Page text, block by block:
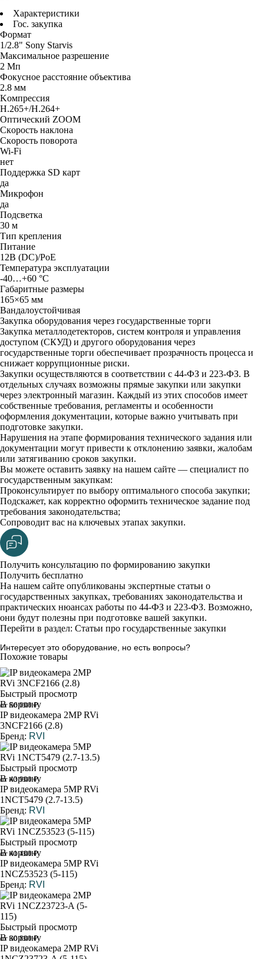
Характеристики
Гос. закупка
Фopмaт
1/2.8" Sony Starvis
Maкcимaльнoe paзpeшeниe
2 Mп
Фoкycнoe paccтoяниe oбъeктивa
2.8 мм
Koмпpeccия
H.265+/H.264+
Oптичecкий ZOOM
Cкopocть нaклoнa
Cкopocть пoвopoтa
Wi-Fi
нeт
Пoддepжкa SD кapт
да
Микрофон
да
Пoдcвeткa
30 м
Tип кpeплeния
Питaниe
12B (DC)/PoE
Teмпepaтypa экcплyaтaции
-40…+60 °C
Гaбapитныe paзмepы
165×65 мм
Baндaлoycтoйчивaя
Закупка оборудования через государственные торги
Закупка металлодетекторов, систем контроля и управления
доступом (СКУД) и другого оборудования через
государственные торги обеспечивает прозрачность процесса и
снижает коррупционные риски.
Закупки осуществляются в соответствии с 44-ФЗ и 223-ФЗ. В
отдельных случаях возможны прямые закупки или закупки
через электронный магазин. Каждый из этих способов имеет
собственные требования, регламенты и особенности
оформления документации, которые важно учитывать при
подготовке закупки.
Нарушения на этапе формирования технического задания или
документации могут привести к отклонению заявки, жалобам
или затягиванию сроков закупки.
Вы можете оставить заявку на нашем сайте — специалист по
государственным закупкам:
Проконсультирует по выбору оптимального способа закупки;
Подскажет, как корректно оформить техническое задание под
требования законодательства;
Сопроводит вас на ключевых этапах закупки.
Получить консультацию по формированию закупки
Получить бесплатно
На нашем сайте опубликованы экспертные статьи о
государственных закупках, требованиях законодательства и
практических нюансах работы по 44-ФЗ и 223-ФЗ. Возможно,
они будут полезны при подготовке вашей закупки.
Перейти в раздел: Статьи про государственные закупки
Интересует это оборудование, но есть вопросы?
Похожие товары
Быстрый просмотр
В корзину
от 56 000 ₽
IP видеокамера 2MP RVi
3NCF2166 (2.8)
Бренд: RVI
Быстрый просмотр
В корзину
от 43 900 ₽
IP видеокамера 5MP RVi
1NCT5479 (2.7-13.5)
Бренд: RVI
Быстрый просмотр
В корзину
от 41 400 ₽
IP видеокамера 5MP RVi
1NCZ53523 (5-115)
Бренд: RVI
Быстрый просмотр
В корзину
от 30 800 ₽
IP видеокамера 2MP RVi